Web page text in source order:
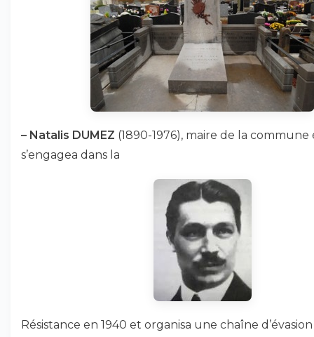
– Natalis DUMEZ (1890-1976), maire de la commune
s’engagea dans la
Résistance en 1940 et organisa une chaîne